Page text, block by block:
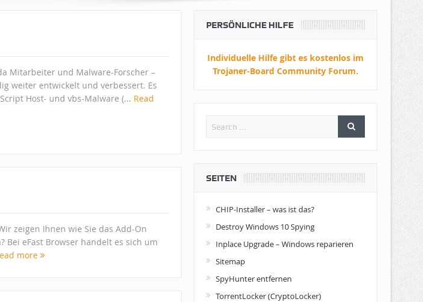
Mitarbeiter und Malware-Forscher –
weiter entwickelt und verbessert. Es
Host- und vbs-Malware (... Read
zeigen Ihnen wie Sie das Add-On
Bei eFast Browser handelt es sich um
more
PERSÖNLICHE HILFE
Individuelle Hilfe gibt es kostenlos im
Trojaner-Board Community Forum.
SEITEN
CHIP-Installer – was ist das?
Destroy Windows 10 Spying
Inplace Upgrade – Windows reparieren
Sitemap
SpyHunter entfernen
TorrentLocker (CryptoLocker)